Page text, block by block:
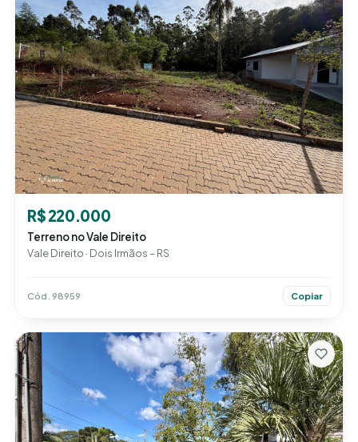
R$ 220.000
Terreno no Vale Direito
Vale Direito · Dois Irmãos – RS
Cód. 98959 Copiar